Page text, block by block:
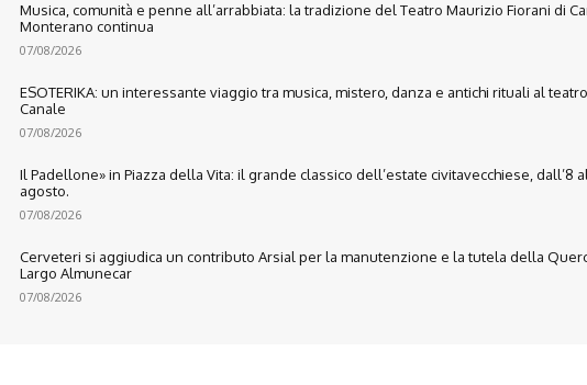
Musica, comunità e penne all’arrabbiata: la tradizione del Teatro Maurizio Fiorani di
Monterano continua
07/08/2026
ESOTERIKA: un interessante viaggio tra musica, mistero, danza e antichi rituali al
Canale
07/08/2026
Il Padellone» in Piazza della Vita: il grande classico dell’estate civitavecchiese, dall’8
agosto.
07/08/2026
Cerveteri si aggiudica un contributo Arsial per la manutenzione e la tutela della
Largo Almunecar
07/08/2026